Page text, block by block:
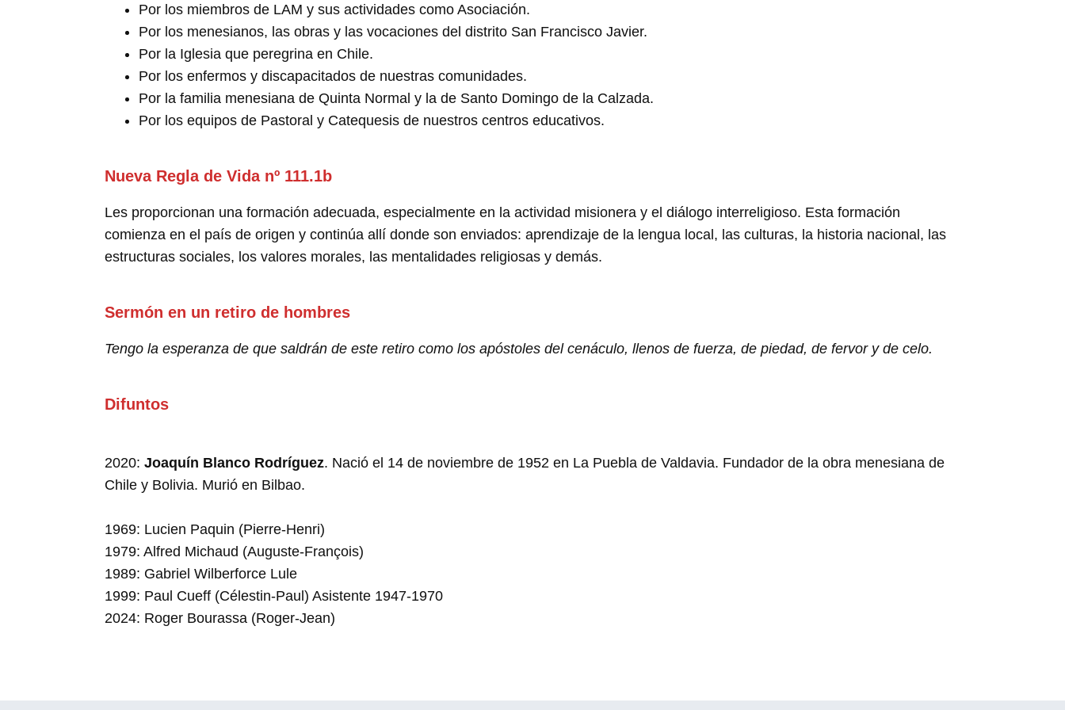
Por los miembros de LAM y sus actividades como Asociación.
Por los menesianos, las obras y las vocaciones del distrito San Francisco Javier.
Por la Iglesia que peregrina en Chile.
Por los enfermos y discapacitados de nuestras comunidades.
Por la familia menesiana de Quinta Normal y la de Santo Domingo de la Calzada.
Por los equipos de Pastoral y Catequesis de nuestros centros educativos.
Nueva Regla de Vida nº 111.1b
Les proporcionan una formación adecuada, especialmente en la actividad misionera y el diálogo interreligioso. Esta formación
comienza en el país de origen y continúa allí donde son enviados: aprendizaje de la lengua local, las culturas, la historia nacional, las
estructuras sociales, los valores morales, las mentalidades religiosas y demás.
Sermón en un retiro de hombres
Tengo la esperanza de que saldrán de este retiro como los apóstoles del cenáculo, llenos de fuerza, de piedad, de fervor y de celo.
Difuntos
2020: Joaquín Blanco Rodríguez. Nació el 14 de noviembre de 1952 en La Puebla de Valdavia. Fundador de la obra menesiana de
Chile y Bolivia. Murió en Bilbao.
1969: Lucien Paquin (Pierre-Henri)
1979: Alfred Michaud (Auguste-François)
1989: Gabriel Wilberforce Lule
1999: Paul Cueff (Célestin-Paul) Asistente 1947-1970
2024: Roger Bourassa (Roger-Jean)